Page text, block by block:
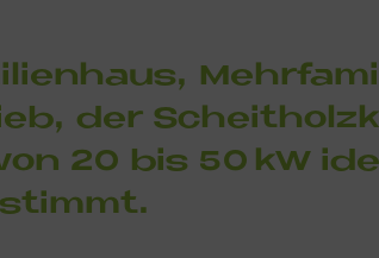
der
20 bis 50 kW